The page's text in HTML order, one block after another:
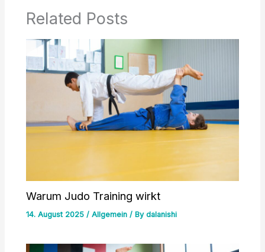
Related Posts
Warum Judo Training wirkt
14. August 2025/Allgemein / Bydalanishi